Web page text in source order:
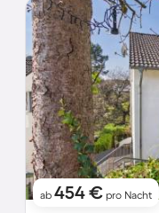
ab 454 € pro Nacht